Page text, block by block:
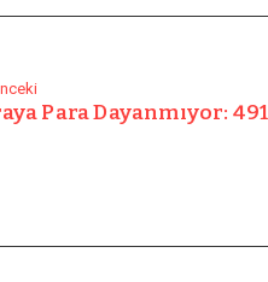
Para Dayanmıyor: